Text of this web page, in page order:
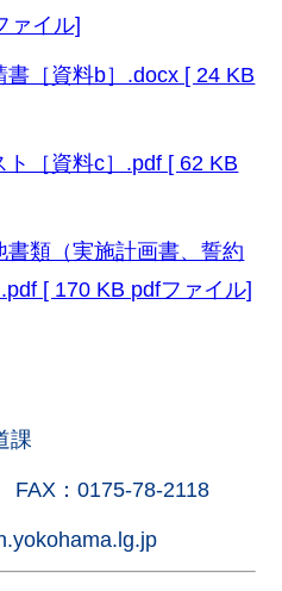
ァイル]
［資料b］.docx [ 24 KB
［資料c］.pdf [ 62 KB
書類（実施計画書、誓約
[ 170 KB pdfファイル]
課
：0175-78-2118